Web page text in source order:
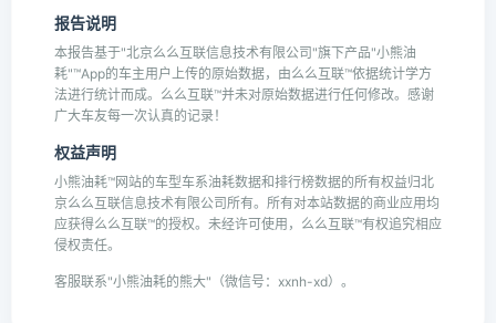
报告说明
本报告基于"北京么么互联信息技术有限公司"旗下产品"小熊油
耗"™App的车主用户上传的原始数据，由么么互联™依据统计学方
法进行统计而成。么么互联™并未对原始数据进行任何修改。感谢
广大车友每一次认真的记录！
权益声明
小熊油耗™网站的车型车系油耗数据和排行榜数据的所有权益归北
京么么互联信息技术有限公司所有。所有对本站数据的商业应用均
应获得么么互联™的授权。未经许可使用，么么互联™有权追究相应
侵权责任。
客服联系"小熊油耗的熊大"（微信号：xxnh-xd）。